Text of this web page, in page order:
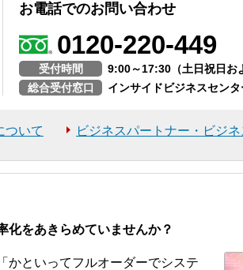
お電話でのお問い合わせ
0120-220-449
受付時間
9:00～17:30（土日祝日お
総合受付窓口
インサイドビジネスセンタ
ついて ビジネスパートナー・ビジ
をあきらめていませんか？
かといってフルオーダーでシステ